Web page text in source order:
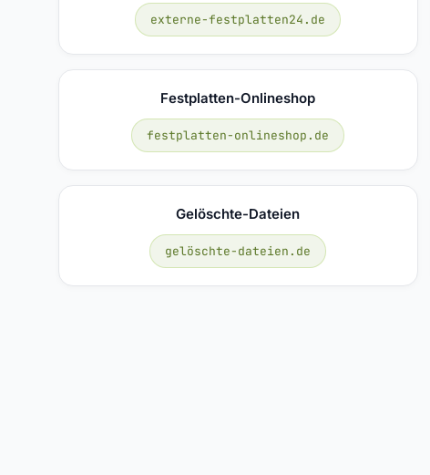
externe-festplatten24.de
Festplatten-Onlineshop
festplatten-onlineshop.de
Gelöschte-Dateien
gelöschte-dateien.de